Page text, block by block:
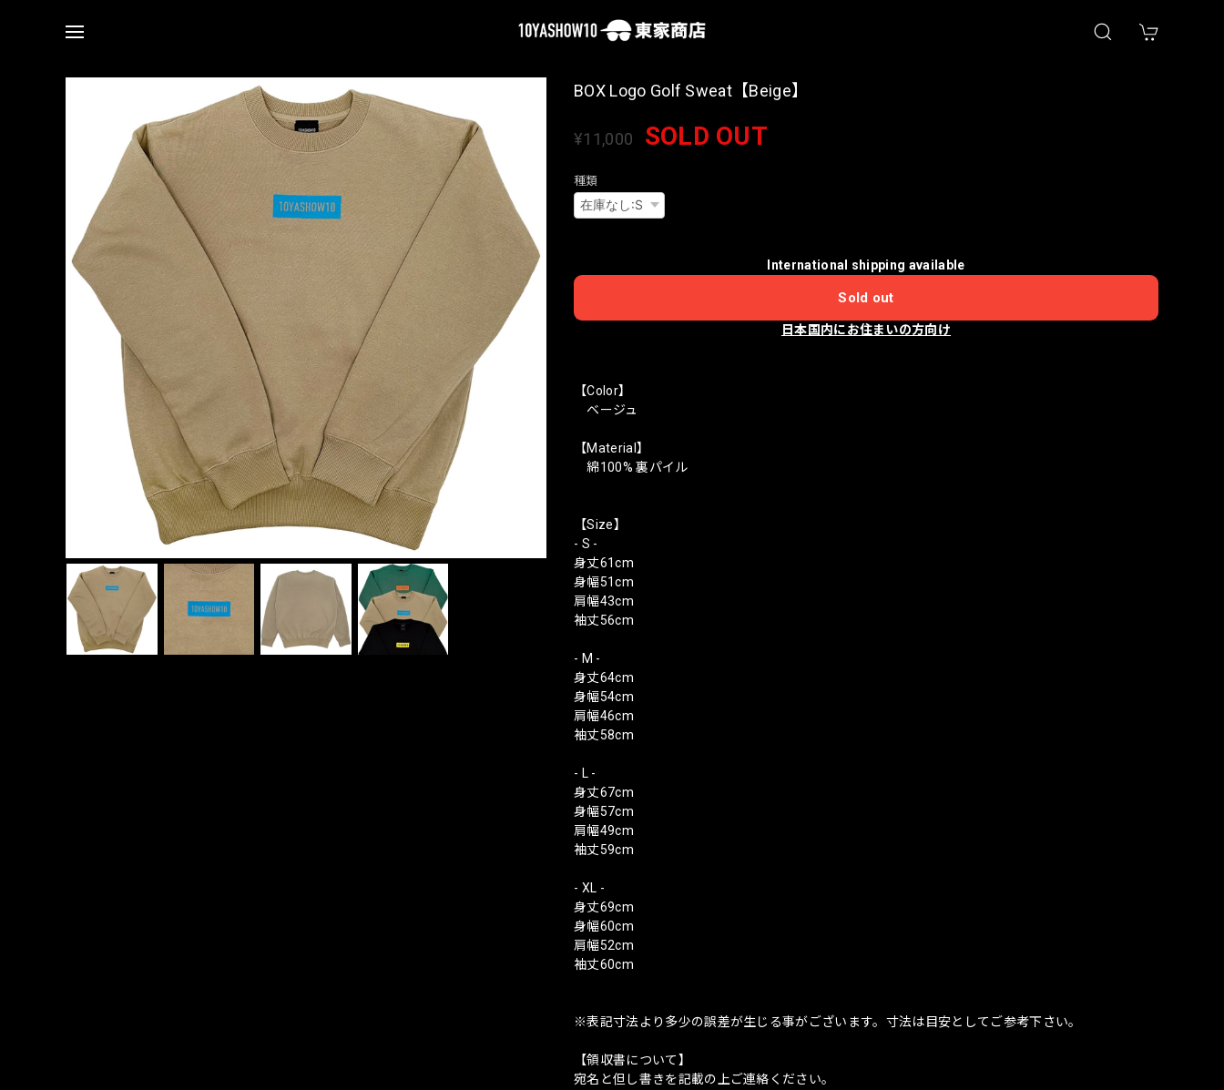
BOX Logo Golf Sweat【Beige】
¥11,000 SOLD OUT
種類
International shipping available
Sold out
日本国内にお住まいの方向け
【Color】
ベージュ
【Material】
綿100% 裏パイル
【Size】
- S -
身丈61cm
身幅51cm
肩幅43cm
袖丈56cm
- M -
身丈64cm
身幅54cm
肩幅46cm
袖丈58cm
- L -
身丈67cm
身幅57cm
肩幅49cm
袖丈59cm
- XL -
身丈69cm
身幅60cm
肩幅52cm
袖丈60cm
※表記寸法より多少の誤差が生じる事がございます。寸法は目安としてご参考下さい。
【領収書について】
宛名と但し書きを記載の上ご連絡ください。